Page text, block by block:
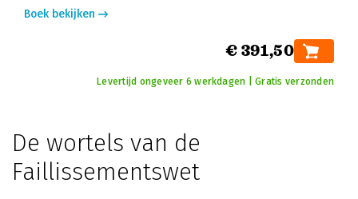
Boek bekijken
€ 391,50
Levertijd ongeveer 6 werkdagen | Gratis verzonden
De wortels van de
Faillissementswet